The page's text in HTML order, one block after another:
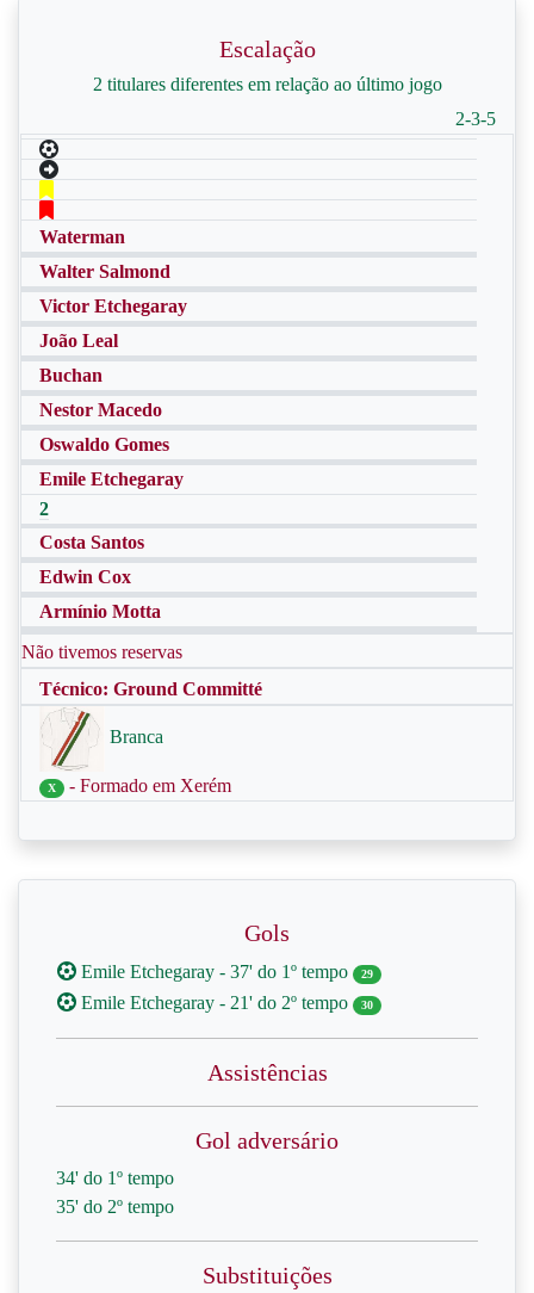
Escalação
2 titulares diferentes em relação ao último jogo
2-3-5
Waterman
Walter Salmond
Victor Etchegaray
João Leal
Buchan
Nestor Macedo
Oswaldo Gomes
Emile Etchegaray
2
Costa Santos
Edwin Cox
Armínio Motta
Não tivemos reservas
Técnico: Ground Committé
Branca
X - Formado em Xerém
Gols
Emile Etchegaray - 37' do 1º tempo 29
Emile Etchegaray - 21' do 2º tempo 30
Assistências
Gol adversário
34' do 1º tempo
35' do 2º tempo
Substituições